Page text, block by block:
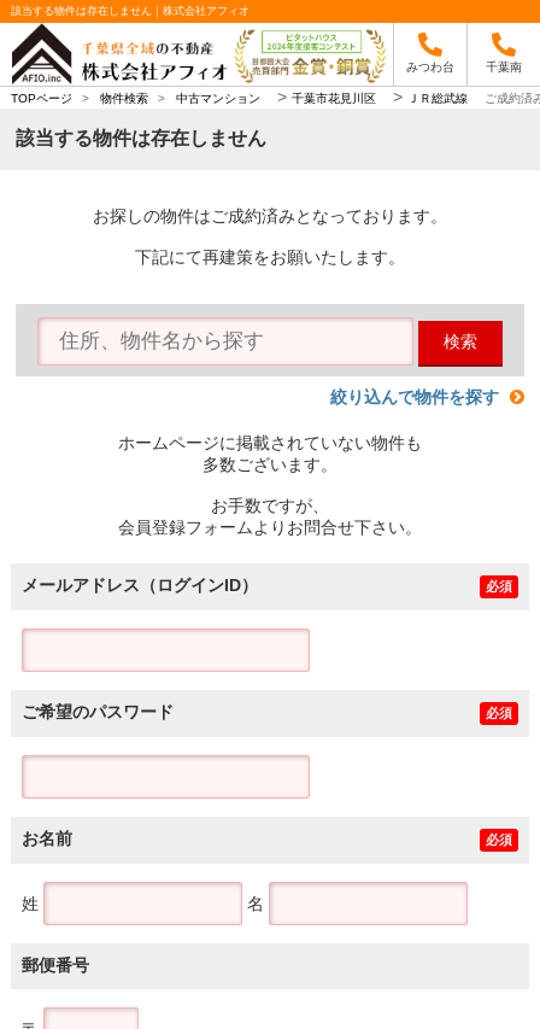
該当する物件は存在しません｜株式会社アフィオ
みつわ台 千葉南
TOPページ > 物件検索 > 中古マンション > 千葉市花見川区 > ＪＲ総武線 ご成約済
該当する物件は存在しません
お探しの物件はご成約済みとなっております。
下記にて再建策をお願いたします。
検索
絞り込んで物件を探す
ホームページに掲載されていない物件も
多数ございます。
お手数ですが、
会員登録フォームよりお問合せ下さい。
メールアドレス（ログインID） 必須
ご希望のパスワード 必須
お名前 必須
姓 名
郵便番号